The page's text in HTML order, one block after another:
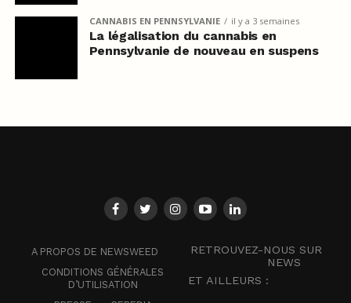
CANNABIS EN PENNSYLVANIE il y a 3 semaines
La légalisation du cannabis en
Pennsylvanie de nouveau en suspens
A PROPOS DE NEWSWEED
CONDITIONS GÉNÉRALES
D’UTILISATION
RETROUVEZ-NOUS SUR
NEWS
ET AILLEURS :